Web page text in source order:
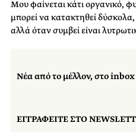
Μου φαίνεται κάτι οργανικό,
μπορεί να κατακτηθεί
αλλά όταν συμβεί είναι
Νέα από το μέλλον, στο
ΕΓΓΡΑΦΕΙΤΕ ΣΤΟ